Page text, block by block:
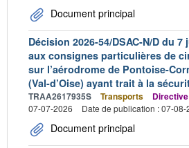
Document principal
Décision 2026-54/DSAC-N/D du
aux consignes particulières de
sur l’aérodrome de Pontoise-
(Val-d’Oise) ayant trait à la
TRAA2617935S Transports Directive
07-07-2026
Date de publication : 07-08-
Document principal